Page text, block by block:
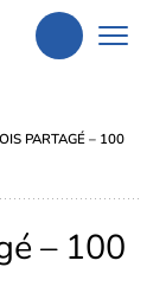
Aller
PARTAGÉ – 100
– 100